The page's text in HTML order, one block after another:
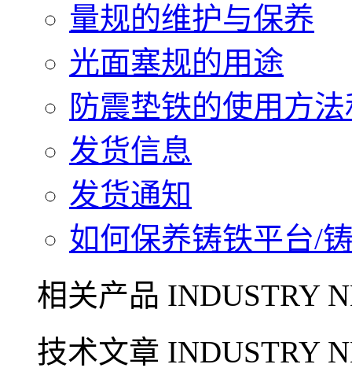
量规的维护与保养
光面塞规的用途
防震垫铁的使用方
发货信息
发货通知
如何保养铸铁平台/
相关产品 INDUSTRY
技术文章 INDUSTRY